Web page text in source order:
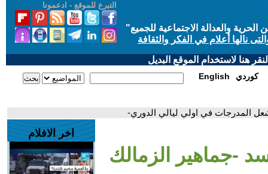
التبرع للموقع - ادعمونا
والعدالة الاجتماعية للجميع"
نالها أعلام في الفكر والثقافة
هنا لاستخدام الموقع البديل
English كوردي
المدرجات في اولي ليالي الدوري-
-جماهير الزمالك
اخر الافلام